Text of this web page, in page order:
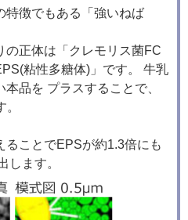
特徴でもある「強いねば
の正体は「クレモリス菌FC
粘性多糖体)」です。 牛乳
品を プラスすることで、
ることでEPSが約1.3倍にも
します。